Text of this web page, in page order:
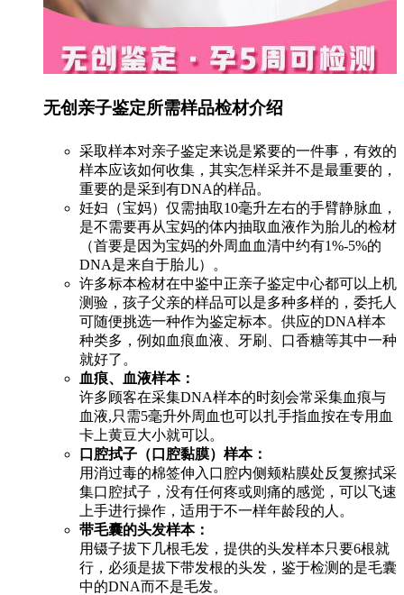
无创亲子鉴定所需样品检材介绍
采取样本对亲子鉴定来说是紧要的一件事，有效的
样本应该如何收集，其实怎样采并不是最重要的，
重要的是采到有DNA的样品。
妊妇（宝妈）仅需抽取10毫升左右的手臂静脉血，
是不需要再从宝妈的体内抽取血液作为胎儿的检材
（首要是因为宝妈的外周血血清中约有1%-5%的
DNA是来自于胎儿）。
许多标本检材在中鉴中正亲子鉴定中心都可以上机
测验，孩子父亲的样品可以是多种多样的，委托人
可随便挑选一种作为鉴定标本。供应的DNA样本
种类多，例如血痕血液、牙刷、口香糖等其中一种
就好了。
血痕、血液样本：
许多顾客在采集DNA样本的时刻会常采集血痕与
血液,只需5毫升外周血也可以扎手指血按在专用血
卡上黄豆大小就可以。
口腔拭子（口腔黏膜）样本：
用消过毒的棉签伸入口腔内侧颊粘膜处反复擦拭采
集口腔拭子，没有任何疼或则痛的感觉，可以飞速
上手进行操作，适用于不一样年龄段的人。
带毛囊的头发样本：
用镊子拔下几根毛发，提供的头发样本只要6根就
行，必须是拔下带发根的头发，鉴于检测的是毛囊
中的DNA而不是毛发。